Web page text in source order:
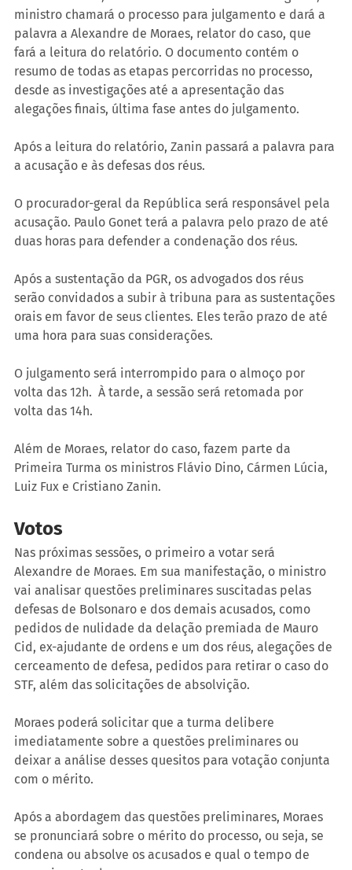
ministro chamará o processo para julgamento e dará a
palavra a Alexandre de Moraes, relator do caso, que
fará a leitura do relatório. O documento contém o
resumo de todas as etapas percorridas no processo,
desde as investigações até a apresentação das
alegações finais, última fase antes do julgamento.
Após a leitura do relatório, Zanin passará a palavra para
a acusação e às defesas dos réus.
O procurador-geral da República será responsável pela
acusação. Paulo Gonet terá a palavra pelo prazo de até
duas horas para defender a condenação dos réus.
Após a sustentação da PGR, os advogados dos réus
serão convidados a subir à tribuna para as sustentações
orais em favor de seus clientes. Eles terão prazo de até
uma hora para suas considerações.
O julgamento será interrompido para o almoço por
volta das 12h.  À tarde, a sessão será retomada por
volta das 14h.
Além de Moraes, relator do caso, fazem parte da
Primeira Turma os ministros Flávio Dino, Cármen Lúcia,
Luiz Fux e Cristiano Zanin.
Votos
Nas próximas sessões, o primeiro a votar será
Alexandre de Moraes. Em sua manifestação, o ministro
vai analisar questões preliminares suscitadas pelas
defesas de Bolsonaro e dos demais acusados, como
pedidos de nulidade da delação premiada de Mauro
Cid, ex-ajudante de ordens e um dos réus, alegações de
cerceamento de defesa, pedidos para retirar o caso do
STF, além das solicitações de absolvição.
Moraes poderá solicitar que a turma delibere
imediatamente sobre a questões preliminares ou
deixar a análise desses quesitos para votação conjunta
com o mérito.
Após a abordagem das questões preliminares, Moraes
se pronunciará sobre o mérito do processo, ou seja, se
condena ou absolve os acusados e qual o tempo de